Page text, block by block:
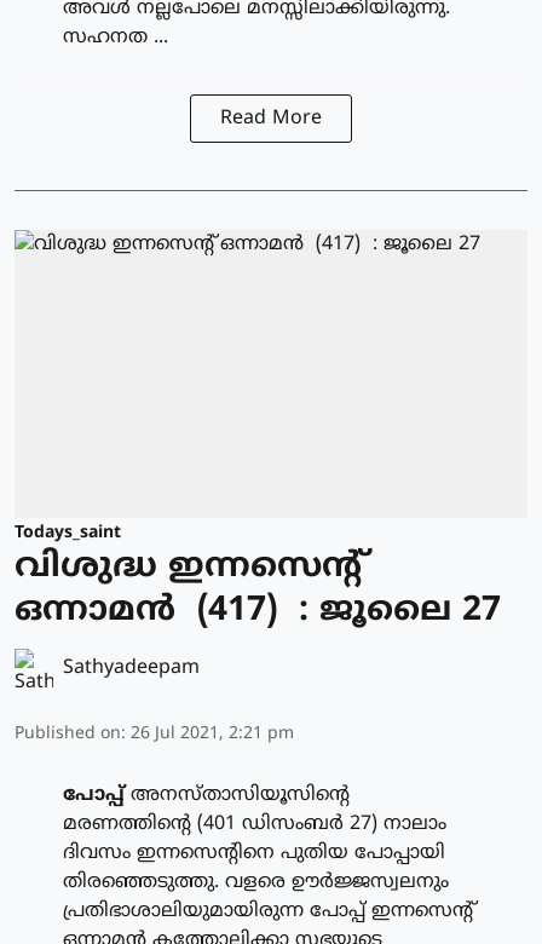
അവള്‍ നല്ലപോലെ മനസ്സിലാക്കിയിരുന്നു.
സഹനത ...
Read More
Todays_saint
വിശുദ്ധ ഇന്നസെന്റ്
ഒന്നാമന്‍ (417) : ജൂലൈ 27
Sathyadeepam
Published on: 26 Jul 2021, 2:21 pm
പോപ്പ്അനസ്താസിയൂസിന്റെ
മരണത്തിന്റെ (401 ഡിസംബര്‍ 27) നാലാം
ദിവസം ഇന്നസെന്റിനെ പുതിയ പോപ്പായി
തിരഞ്ഞെടുത്തു. വളരെ ഊര്‍ജ്ജസ്വലനും
പ്രതിഭാശാലിയുമായിരുന്ന പോപ്പ് ഇന്നസെന്റ്